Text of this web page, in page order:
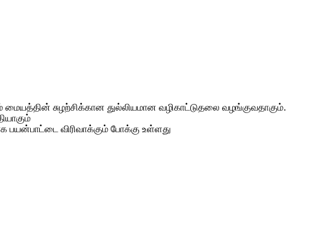
சுழற்சிக்கான துல்லியமான வழிகாட்டுதலை வழங்குவதாகும்.
பயன்பாட்டை விரிவாக்கும் போக்கு உள்ளது